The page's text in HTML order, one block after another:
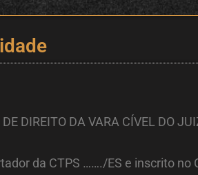
DIREITO DA VARA CÍVEL DO
da CTPS ……./ES e inscrito